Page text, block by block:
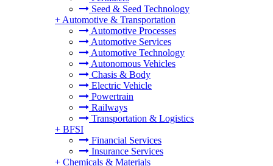
Seed & Seed Technology
+ Automotive & Transportation
Automotive Processes
Automotive Services
Automotive Technology
Autonomous Vehicles
Chasis & Body
Electric Vehicle
Powertrain
Railways
Transportation & Logistics
+ BFSI
Financial Services
Insurance Services
+ Chemicals & Materials